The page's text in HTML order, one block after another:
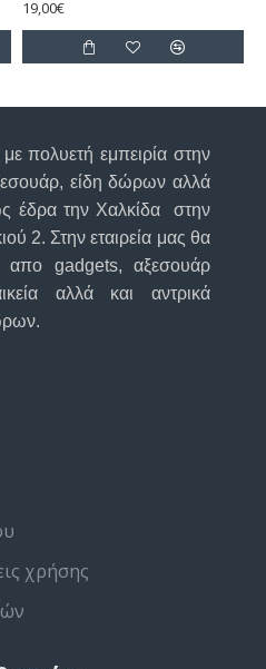
19,00€
με πολυετή εμπειρία στην
είδη δώρων αλλά
έδρα την Χαλκίδα στην
2. Στην εταιρεία μας θα
απο gadgets, αξεσουάρ
αλλά και αντρικά
χρήσης